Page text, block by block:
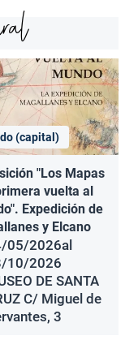
(capital)
"Los Mapas
vuelta al
Expedición de
y Elcano
05/2026al
10/2026
DE SANTA
C/ Miguel de
3